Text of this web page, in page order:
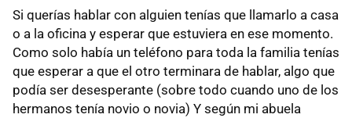
Si querías hablar con alguien tenías que llamarlo a casa
o a la oficina y esperar que estuviera en ese momento.
Como solo había un teléfono para toda la familia tenías
que esperar a que el otro terminara de hablar, algo que
podía ser desesperante (sobre todo cuando uno de los
hermanos tenía novio o novia) Y según mi abuela